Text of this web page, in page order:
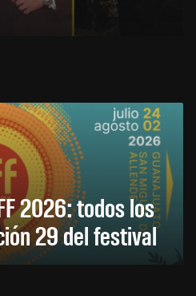
2026: todos los
29 del festival